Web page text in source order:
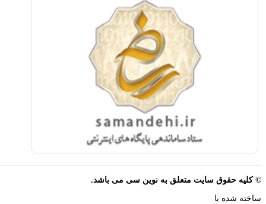
© کلیه حقوق سایت متعلق به نوین سی می باشد.
ساخته شده با